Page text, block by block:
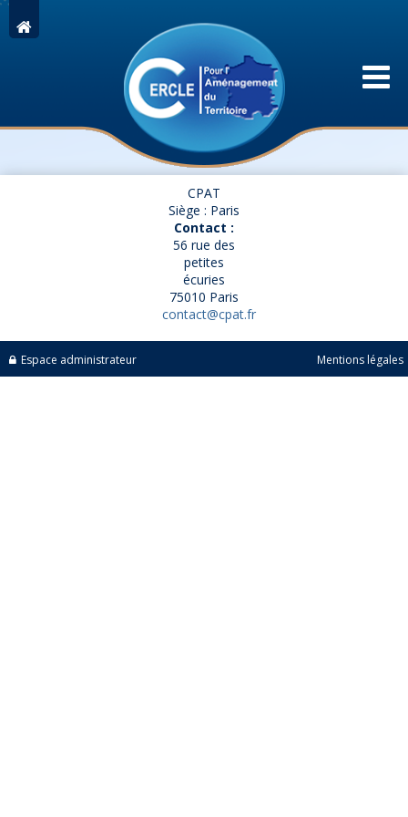
CPAT
Siège : Paris
Contact :
56 rue des
petites
écuries
75010 Paris
contact@cpat.fr
Espace administrateur Mentions légales